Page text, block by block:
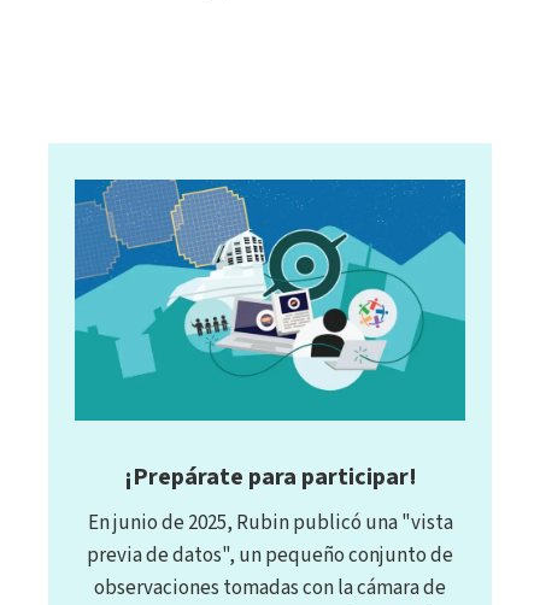
¡Prepárate para participar!
En junio de 2025, Rubin publicó una "vista
previa de datos", un pequeño conjunto de
observaciones tomadas con la cámara de